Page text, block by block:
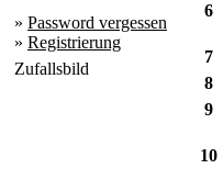
» Password vergessen
» Registrierung
Zufallsbild
6
7
8
9
10